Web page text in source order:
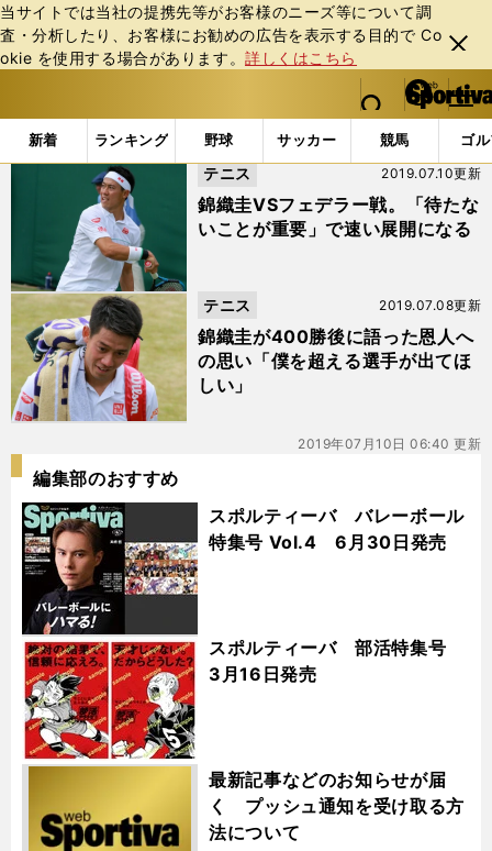
当サイトでは当社の提携先等がお客様のニーズ等について調
査・分析したり、お客様にお勧めの広告を表⽰する⽬的で Co
okie を使⽤する場合があります。詳しくはこちら
閉じ
る
web Sportiva (webスポルティーバ)
検索
マイペ
ー
ジ
メニュ
新着 ランキング 野球 サッカー 競馬 ゴ
b
ス
バ
「#ミハイル・ククシュキン」の最新ニュース・ 情報
錦織圭VSフェデラー戦。「待たな
いことが重要」で速い展開になる
2019.07.10更新
テニス
錦織圭が400勝後に語った恩人へ
の思い「僕を超える選手が出てほ
しい」
2019.07.08更新
テニス
2019年07月10日 06:40 更新
編集部のおすすめ
スポルティーバ バレーボール
特集号 Vol.4 6月30日発売
スポルティーバ 部活特集号
3月16日発売
最新記事などのお知らせが届
く プッシュ通知を受け取る方
法について